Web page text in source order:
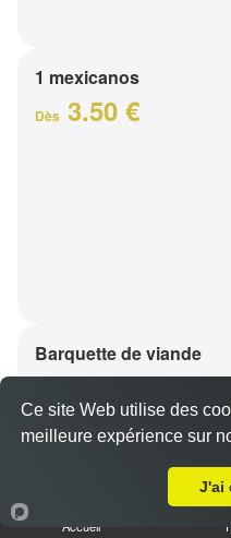
1 mexicanos
Dès 3.50 €
Barquette de viande
7.50 €
1 viande au choix
Accueil
Ce site Web utilise des
meilleure expérience sur
J'ai